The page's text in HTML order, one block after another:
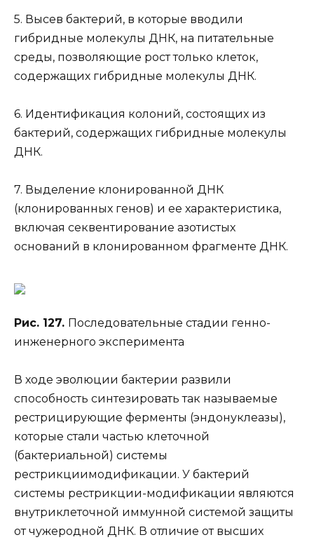
5. Высев бактерий, в которые вводили
гибридные молекулы ДНК, на питательные
среды, позволяющие рост только клеток,
содержащих гибридные молекулы ДНК.
6. Идентификация колоний, состоящих из
бактерий, содержащих гибридные молекулы
ДНК.
7. Выделение клонированной ДНК
(клонированных генов) и ее характеристика,
включая секвентирование азотистых
оснований в клонированном фрагменте ДНК.
Рис. 127. Последовательные стадии генно-
инженерного эксперимента
В ходе эволюции бактерии развили
способность синтезировать так называемые
рестрицирующие ферменты (эндонуклеазы),
которые стали частью клеточной
(бактериальной) системы
рестрикциимодификации. У бактерий
системы рестрикции-модификации являются
внутриклеточной иммунной системой защиты
от чужеродной ДНК. В отличие от высших